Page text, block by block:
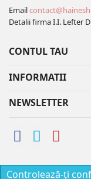
Email
Detalii firma I.I. Lefter
CONTUL TAU
INFORMATII
NEWSLETTER
Controlează-ți